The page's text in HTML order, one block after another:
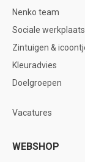
Nenko team
Sociale
Zintuigen &
Kleuradvies
Doelgroepen
Vacatures
WEBSHOP